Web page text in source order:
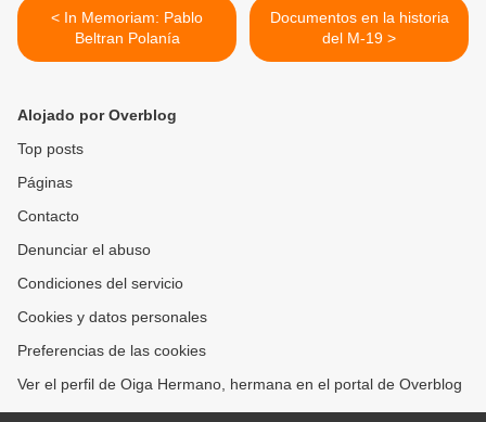
< In Memoriam: Pablo
Beltran Polanía
Documentos en la historia
del M-19 >
Alojado por Overblog
Top posts
Páginas
Contacto
Denunciar el abuso
Condiciones del servicio
Cookies y datos personales
Preferencias de las cookies
Ver el perfil de Oiga Hermano, hermana en el portal de Overblog